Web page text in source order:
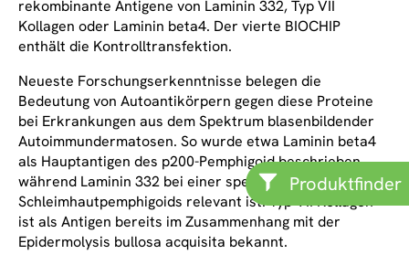
Produktfinder
rekombinante Antigene von Laminin 332, Typ VII
Kollagen oder Laminin beta4. Der vierte BIOCHIP
enthält die Kontrolltransfektion.
Neueste Forschungserkenntnisse belegen die
Bedeutung von Autoantikörpern gegen diese Proteine
bei Erkrankungen aus dem Spektrum blasenbildender
Autoimmundermatosen. So wurde etwa Laminin beta4
als Hauptantigen des p200-Pemphigoid beschrieben,
während Laminin 332 bei einer speziellen Variante des
Schleimhautpemphigoids relevant ist. Typ VII Kollagen
ist als Antigen bereits im Zusammenhang mit der
Epidermolysis bullosa acquisita bekannt.